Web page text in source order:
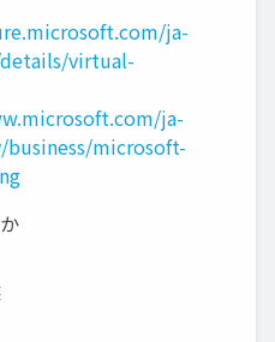
ja-
virtual-
ja-
microsoft-